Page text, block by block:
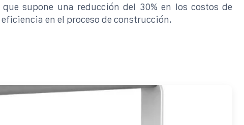
supone una reducción del 30% en los costos de
en el proceso de construcción.